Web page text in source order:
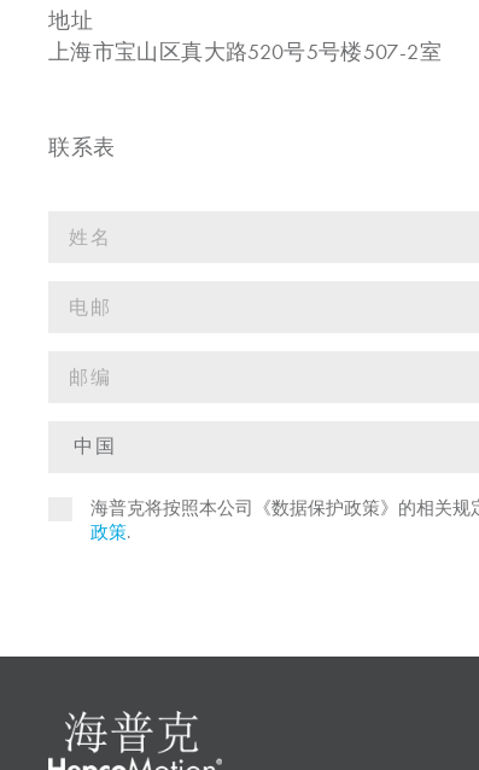
地址
上海市宝山区真大路520号5号楼507-2室
联系表
海普克将按照本公司《数据保护政策》的相关规
政策.